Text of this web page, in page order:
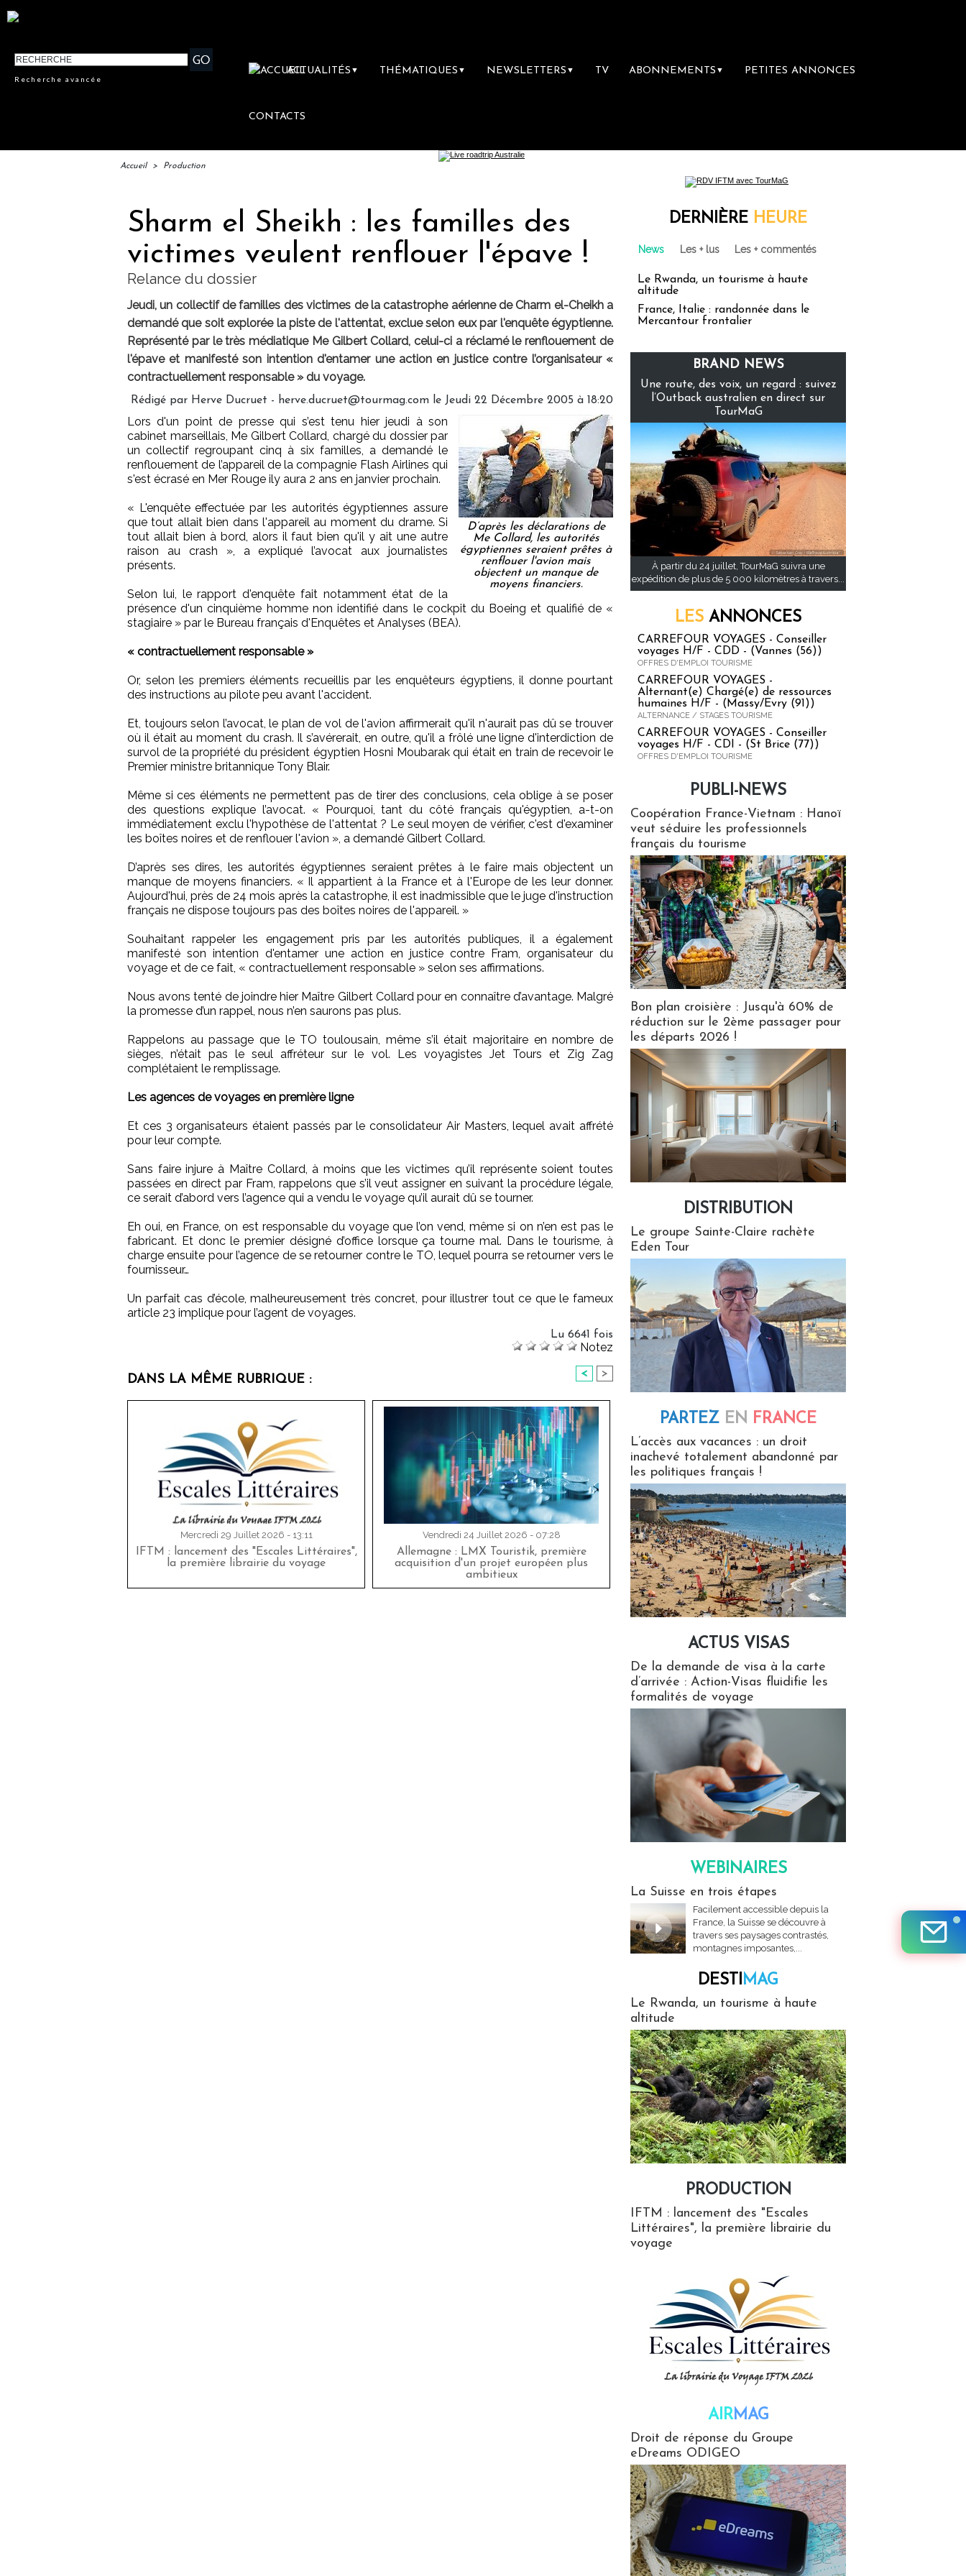
Recherche avancée
ACTUALITÉS ▼ THÉMATIQUES ▼ NEWSLETTERS ▼ TV ABONNEMENTS ▼ PETITES ANNONCES
CONTACTS
Accueil > Production
Sharm el Sheikh : les familles des
victimes veulent renflouer l'épave !
Relance du dossier
Jeudi, un collectif de familles des victimes de la catastrophe aérienne de Charm el-Cheikh a
demandé que soit explorée la piste de l'attentat, exclue selon eux par l'enquête égyptienne.
Représenté par le très médiatique Me Gilbert Collard, celui-ci a réclamé le renflouement de
l'épave et manifesté son intention d'entamer une action en justice contre l’organisateur «
contractuellement responsable » du voyage.
Rédigé par Herve Ducruet - herve.ducruet@tourmag.com le Jeudi 22 Décembre 2005 à 18:20
D’après les déclarations de
Me Collard, les autorités
égyptiennes seraient prêtes à
renflouer l'avion mais
objectent un manque de
moyens financiers.
Lors d'un point de presse qui s’est tenu hier jeudi à son
cabinet marseillais, Me Gilbert Collard, chargé du dossier par
un collectif regroupant cinq à six familles, a demandé le
renflouement de l’appareil de la compagnie Flash Airlines qui
s'est écrasé en Mer Rouge ily aura 2 ans en janvier prochain.
« L'enquête effectuée par les autorités égyptiennes assure
que tout allait bien dans l'appareil au moment du drame. Si
tout allait bien à bord, alors il faut bien qu'il y ait une autre
raison au crash », a expliqué l’avocat aux journalistes
présents.
Selon lui, le rapport d'enquête fait notamment état de la
présence d'un cinquième homme non identifié dans le cockpit du Boeing et qualifié de «
stagiaire » par le Bureau français d'Enquêtes et Analyses (BEA).
« contractuellement responsable »
Or, selon les premiers éléments recueillis par les enquêteurs égyptiens, il donne pourtant
des instructions au pilote peu avant l'accident.
Et, toujours selon l’avocat, le plan de vol de l'avion affirmerait qu'il n'aurait pas dû se trouver
où il était au moment du crash. Il s’avérerait, en outre, qu'il a frôlé une ligne d'interdiction de
survol de la propriété du président égyptien Hosni Moubarak qui était en train de recevoir le
Premier ministre britannique Tony Blair.
Même si ces éléments ne permettent pas de tirer des conclusions, cela oblige à se poser
des questions explique l’avocat. « Pourquoi, tant du côté français qu'égyptien, a-t-on
immédiatement exclu l'hypothèse de l'attentat ? Le seul moyen de vérifier, c'est d'examiner
les boîtes noires et de renflouer l'avion », a demandé Gilbert Collard.
D’après ses dires, les autorités égyptiennes seraient prêtes à le faire mais objectent un
manque de moyens financiers. « Il appartient à la France et à l'Europe de les leur donner.
Aujourd'hui, près de 24 mois après la catastrophe, il est inadmissible que le juge d'instruction
français ne dispose toujours pas des boîtes noires de l'appareil. »
Souhaitant rappeler les engagement pris par les autorités publiques, il a également
manifesté son intention d'entamer une action en justice contre Fram, organisateur du
voyage et de ce fait, « contractuellement responsable » selon ses affirmations.
Nous avons tenté de joindre hier Maître Gilbert Collard pour en connaître d’avantage. Malgré
la promesse d’un rappel, nous n’en saurons pas plus.
Rappelons au passage que le TO toulousain, même s’il était majoritaire en nombre de
sièges, n’était pas le seul affréteur sur le vol. Les voyagistes Jet Tours et Zig Zag
complétaient le remplissage.
Les agences de voyages en première ligne
Et ces 3 organisateurs étaient passés par le consolidateur Air Masters, lequel avait affrété
pour leur compte.
Sans faire injure à Maître Collard, à moins que les victimes qu’il représente soient toutes
passées en direct par Fram, rappelons que s’il veut assigner en suivant la procédure légale,
ce serait d’abord vers l’agence qui a vendu le voyage qu’il aurait dû se tourner.
Eh oui, en France, on est responsable du voyage que l’on vend, même si on n’en est pas le
fabricant. Et donc le premier désigné d’office lorsque ça tourne mal. Dans le tourisme, à
charge ensuite pour l’agence de se retourner contre le TO, lequel pourra se retourner vers le
fournisseur…
Un parfait cas d’école, malheureusement très concret, pour illustrer tout ce que le fameux
article 23 implique pour l’agent de voyages.
Lu 6641 fois
Notez
DANS LA MÊME RUBRIQUE : < >
Mercredi 29 Juillet 2026 - 13:11
IFTM : lancement des "Escales Littéraires",
la première librairie du voyage
Vendredi 24 Juillet 2026 - 07:28
Allemagne : LMX Touristik, première
acquisition d'un projet européen plus
ambitieux
DERNIÈRE HEURE
News Les + lus Les + commentés
Le Rwanda, un tourisme à haute
altitude
France, Italie : randonnée dans le
Mercantour frontalier
BRAND NEWS
Une route, des voix, un regard : suivez
l’Outback australien en direct sur
TourMaG
À partir du 24 juillet, TourMaG suivra une
expédition de plus de 5 000 kilomètres à travers...
LES ANNONCES
CARREFOUR VOYAGES - Conseiller
voyages H/F - CDD - (Vannes (56))
OFFRES D'EMPLOI TOURISME
CARREFOUR VOYAGES -
Alternant(e) Chargé(e) de ressources
humaines H/F - (Massy/Evry (91))
ALTERNANCE / STAGES TOURISME
CARREFOUR VOYAGES - Conseiller
voyages H/F - CDI - (St Brice (77))
OFFRES D'EMPLOI TOURISME
PUBLI-NEWS
Coopération France-Vietnam : Hanoï
veut séduire les professionnels
français du tourisme
Bon plan croisière : Jusqu'à 60% de
réduction sur le 2ème passager pour
les départs 2026 !
DISTRIBUTION
Le groupe Sainte-Claire rachète
Eden Tour
PARTEZ EN FRANCE
L’accès aux vacances : un droit
inachevé totalement abandonné par
les politiques français !
ACTUS VISAS
De la demande de visa à la carte
d’arrivée : Action-Visas fluidifie les
formalités de voyage
WEBINAIRES
La Suisse en trois étapes
Facilement accessible depuis la
France, la Suisse se découvre à
travers ses paysages contrastés,
montagnes imposantes,...
DESTIMAG
Le Rwanda, un tourisme à haute
altitude
PRODUCTION
IFTM : lancement des "Escales
Littéraires", la première librairie du
voyage
AIRMAG
Droit de réponse du Groupe
eDreams ODIGEO